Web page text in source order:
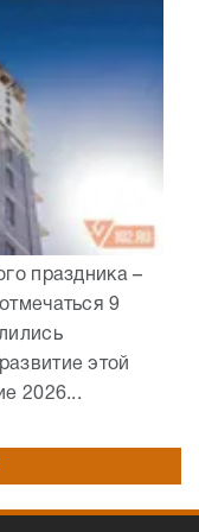
праздника –
9
этой
2026...